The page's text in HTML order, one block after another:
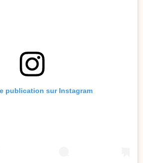
publication sur Instagram